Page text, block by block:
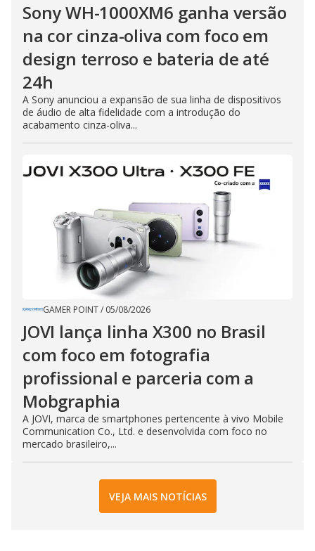
Sony WH-1000XM6 ganha versão
na cor cinza-oliva com foco em
design terroso e bateria de até
24h
A Sony anunciou a expansão de sua linha de dispositivos
de áudio de alta fidelidade com a introdução do
acabamento cinza-oliva...
GAMER POINT/ 05/08/2026
JOVI lança linha X300 no Brasil
com foco em fotografia
profissional e parceria com a
Mobgraphia
A JOVI, marca de smartphones pertencente à vivo Mobile
Communication Co., Ltd. e desenvolvida com foco no
mercado brasileiro,...
VEJA MAIS NOTÍCIAS